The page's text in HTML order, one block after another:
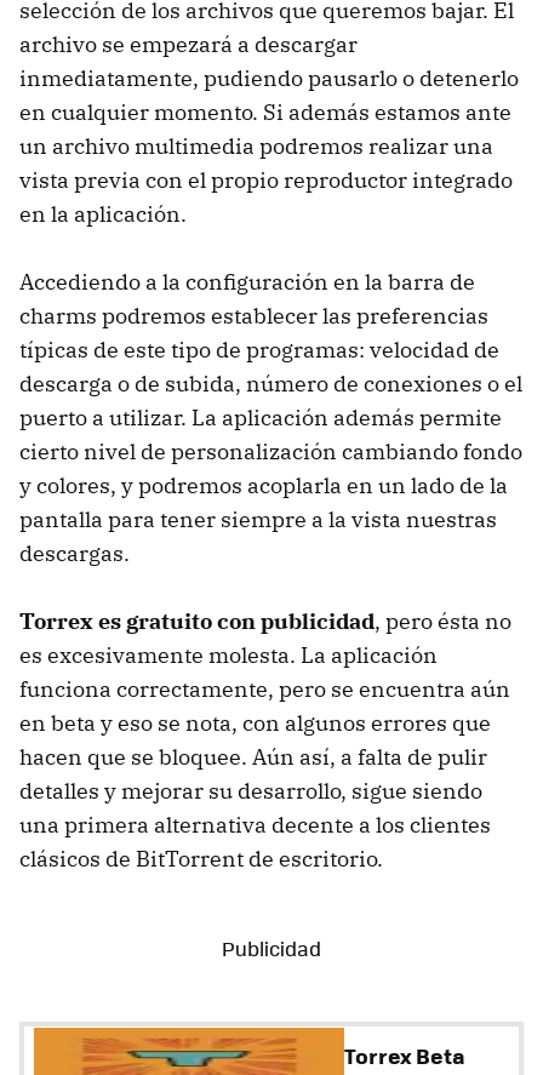
selección de los archivos que queremos bajar. El
archivo se empezará a descargar
inmediatamente, pudiendo pausarlo o detenerlo
en cualquier momento. Si además estamos ante
un archivo multimedia podremos realizar una
vista previa con el propio reproductor integrado
en la aplicación.
Accediendo a la configuración en la barra de
charms podremos establecer las preferencias
típicas de este tipo de programas: velocidad de
descarga o de subida, número de conexiones o el
puerto a utilizar. La aplicación además permite
cierto nivel de personalización cambiando fondo
y colores, y podremos acoplarla en un lado de la
pantalla para tener siempre a la vista nuestras
descargas.
Torrex es gratuito con publicidad, pero ésta no
es excesivamente molesta. La aplicación
funciona correctamente, pero se encuentra aún
en beta y eso se nota, con algunos errores que
hacen que se bloquee. Aún así, a falta de pulir
detalles y mejorar su desarrollo, sigue siendo
una primera alternativa decente a los clientes
clásicos de BitTorrent de escritorio.
Torrex Beta